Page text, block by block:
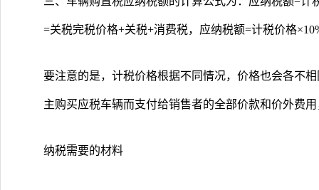
=关税完税价格+关税+消费税，应纳税额=计税价格
要注意的是，计税价格根据不同情况，价格也会各不
主购买应税车辆而支付给销售者的全部价款和价外费
纳税需要的材料